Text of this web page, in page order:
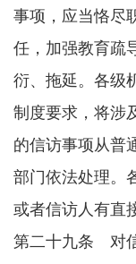
事项，应当恪尽
任，加强教育疏
衍、拖延。各级
制度要求，将涉
的信访事项从普
部门依法处理。
或者信访人有直
第二十九条 对